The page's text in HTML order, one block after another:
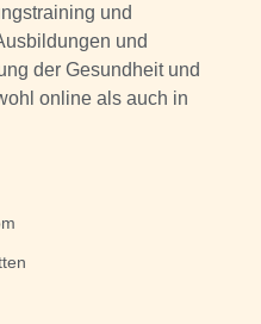
und
und
der Gesundheit und
online als auch in